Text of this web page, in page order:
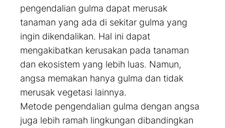
pengendalian gulma dapat merusak
tanaman yang ada di sekitar gulma yang
ingin dikendalikan. Hal ini dapat
mengakibatkan kerusakan pada tanaman
dan ekosistem yang lebih luas. Namun,
angsa memakan hanya gulma dan tidak
merusak vegetasi lainnya.
Metode pengendalian gulma dengan angsa
juga lebih ramah lingkungan dibandingkan